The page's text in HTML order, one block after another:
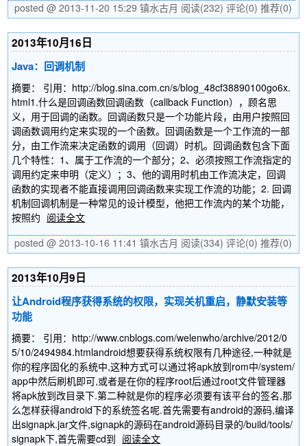
posted @ 2013-11-20 15:29 镇水古月 阅读(232) 评论(0) 推荐(0)
2013年10月16日
Java：回调机制
摘要： 引用：http://blog.sina.com.cn/s/blog_48cf38890100go6x.
html1.什么是回调函数回调函数（callback Function），顾名思
义，用于回调的函数。回调函数只是一个功能片段，由用户按照回
调函数调用约定来实现的一个函数。回调函数是一个工作流的一部
分，由工作流来决定函数的调用（回调）时机。回调函数包含下面
几个特性：1、属于工作流的一个部分；2、必须按照工作流指定的
调用约定来申明（定义）；3、他的调用时机由工作流决定，回调
函数的实现者不能直接调用回调函数来实现工作流的功能；2. 回调
机制回调机制是一种常见的设计模型，他把工作流内的某个功能，
按照约 阅读全文
posted @ 2013-10-16 11:41 镇水古月 阅读(334) 评论(0) 推荐(0)
2013年10月9日
让Android程序获得系统的权限，实现关机重启，静默安装等
功能
摘要： 引用：http://www.cnblogs.com/welenwho/archive/2012/0
5/10/2494984.htmlandroid想要获得系统权限有几种途径,一种就是
你的程序固化的系统中,这种方式可以通过将apk放到rom中/system/
app中然后刷机即可,或者是在你的程序root后通过root文件管理器
将apk放到改目录下.第二种就是你的程序必须要有该平台的签名,那
么怎样获得android下的系统签名呢.首先需要有android的源码,编译
出signapk.jar文件,signapk的源码在android源码目录的/build/tools/
signapk下,首先需要cd到 阅读全文